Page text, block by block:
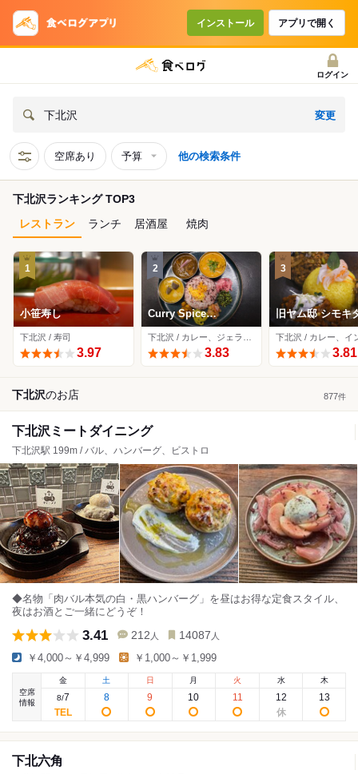
インストール アプリで開く
ログイン
下北沢 変更
空席あり 予算 他の検索条件
下北沢ランキング TOP3
レストラン
ランチ 居酒屋 焼肉
1
小笹寿し
下北沢 / 寿司
3.97
2
Curry Spice
Gelateria KALPASI
3.83
3
旧ヤム邸 シモ
3.81
下北沢のお店 877件
下北沢ミートダイニング
下北沢駅 199m / バル、ハンバーグ、ビストロ
◆名物「肉バル本気の白・黒ハンバーグ」を昼はお得な定食スタイル、
夜はお酒とご一緒にどうぞ！
3.41 212 人 14087 人
￥4,000～￥4,999 ￥1,000～￥1,999
空席
情報
金
8/7
土
8
日
9
月
10
火
11
水
12
木
13
下北六角